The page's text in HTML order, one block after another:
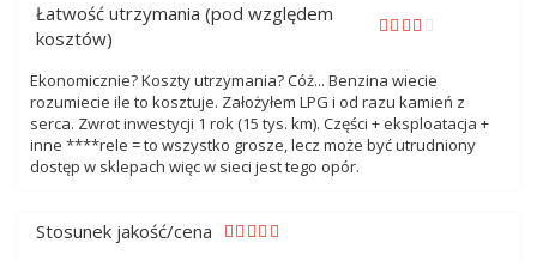
Łatwość utrzymania (pod względem
kosztów)
Ekonomicznie? Koszty utrzymania? Cóż... Benzina wiecie
rozumiecie ile to kosztuje. Założyłem LPG i od razu kamień z
serca. Zwrot inwestycji 1 rok (15 tys. km). Części + eksploatacja +
inne ****rele = to wszystko grosze, lecz może być utrudniony
dostęp w sklepach więc w sieci jest tego opór.
Stosunek jakość/cena